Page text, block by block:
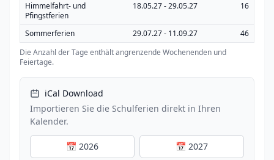
Himmelfahrt- und
Pfingstferien
18.05.27 - 29.05.27 16
Sommerferien 29.07.27 - 11.09.27
46
Die Anzahl der Tage enthält angrenzende Wochenenden und
Feiertage.
iCal Download
Importieren Sie die Schulferien direkt in Ihren
Kalender.
📅 2026 📅 2027